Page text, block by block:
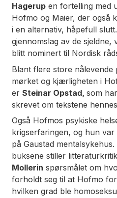
Hagerup en fortelling med
Hofmo og Maier, der også
i en alternativ, håpefull
gjennomslag av de sjeldne,
blitt nominert til Nordisk
Blant flere store nålevende
mørket og kjærligheten i
er Steinar Opstad, som
skrevet om tekstene
Også Hofmos psykiske
krigserfaringen, og hun
på Gaustad
buksene stiller
Mollerin spørsmålet om
forholdt seg til at Hofmo
hvilken grad ble